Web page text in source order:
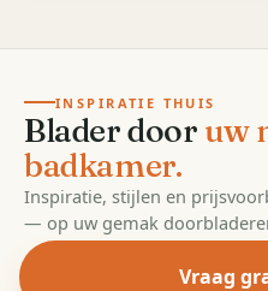
EDITIE2026· 55 pagina's
INSPIRATIE THUIS
Blader door uw
badkamer.
Inspiratie, stijlen en
— op uw gemak
Vraag